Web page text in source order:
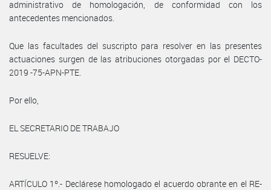
administrativo de homologación, de conformidad con los
antecedentes mencionados.
Que las facultades del suscripto para resolver en las presentes
actuaciones surgen de las atribuciones otorgadas por el DECTO-
2019 -75-APN-PTE.
Por ello,
EL SECRETARIO DE TRABAJO
RESUELVE:
ARTÍCULO 1º.- Declárese homologado el acuerdo obrante en el RE-